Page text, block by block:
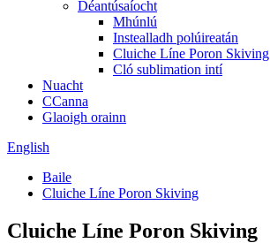
Déantúsaíocht
Mhúnlú
Instealladh polúireatán
Cluiche Líne Poron Skiving
Cló sublimation intí
Nuacht
CCanna
Glaoigh orainn
English
Baile
Cluiche Líne Poron Skiving
Cluiche Líne Poron Skiving